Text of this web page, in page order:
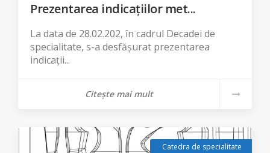
Prezentarea indicațiilor met...
La data de 28.02.202, în cadrul Decadei de
specialitate, s-a desfășurat prezentarea
indicații...
Citește mai mult
Catedra de specialitate